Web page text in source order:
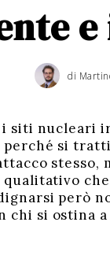
di
siti nucleari
perché si
stesso,
però
chi si ostina